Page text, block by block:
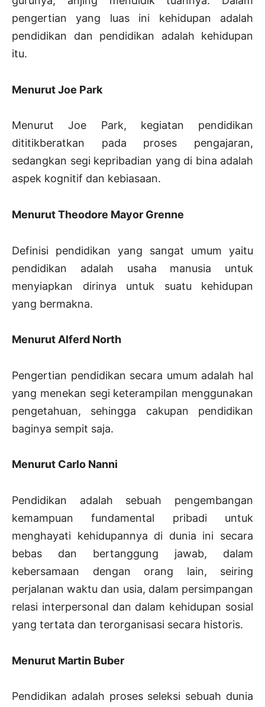
pengertian yang luas ini kehidupan adalah
pendidikan dan pendidikan adalah kehidupan
itu.
Menurut Joe Park
Menurut Joe Park, kegiatan pendidikan
dititikberatkan pada proses pengajaran,
sedangkan segi kepribadian yang di bina adalah
aspek kognitif dan kebiasaan.
Menurut Theodore Mayor Grenne
Definisi pendidikan yang sangat umum yaitu
pendidikan adalah usaha manusia untuk
menyiapkan dirinya untuk suatu kehidupan
yang bermakna.
Menurut Alferd North
Pengertian pendidikan secara umum adalah hal
yang menekan segi keterampilan menggunakan
pengetahuan, sehingga cakupan pendidikan
baginya sempit saja.
Menurut Carlo Nanni
Pendidikan adalah sebuah pengembangan
kemampuan fundamental pribadi untuk
menghayati kehidupannya di dunia ini secara
bebas dan bertanggung jawab, dalam
kebersamaan dengan orang lain, seiring
perjalanan waktu dan usia, dalam persimpangan
relasi interpersonal dan dalam kehidupan sosial
yang tertata dan terorganisasi secara historis.
Menurut Martin Buber
Pendidikan adalah proses seleksi sebuah dunia